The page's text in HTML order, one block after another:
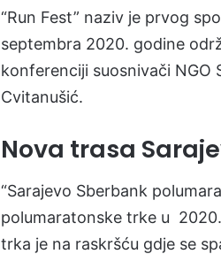
“Run Fest” naziv je prvog
septembra 2020. godine
konferenciji suosnivači NGO
Cvitanušić.
Nova trasa
“Sarajevo Sberbank
polumaratonske trke u
trka je na raskršću gdje se